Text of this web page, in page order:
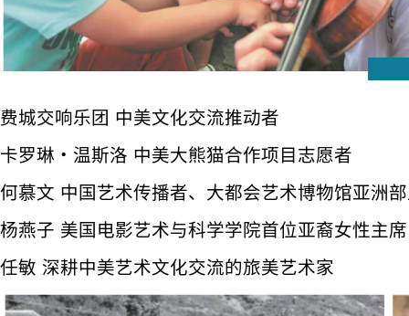
费城交响乐团 中美文化交流推动者
卡罗琳・温斯洛 中美大熊猫合作项目志愿者
何慕文 中国艺术传播者、大都会艺术博物馆亚洲
杨燕子 美国电影艺术与科学学院首位亚裔女性主席
任敏 深耕中美艺术文化交流的旅美艺术家